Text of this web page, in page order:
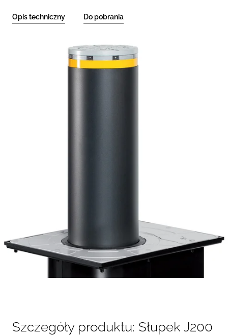
Opis techniczny Do pobrania
Szczegóły produktu: Słupek J200